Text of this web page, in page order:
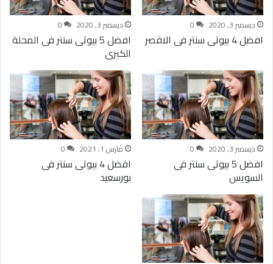
ديسمبر 3, 2020 0
افضل 4 بيوتى سنتر فى الاقصر
ديسمبر 3, 2020 0
افضل 5 بيوتى سنتر فى المحلة
الكبرى
ديسمبر 3, 2020 0
افضل 5 بيوتى سنتر فى
السويس
مارس 1, 2021 0
افضل 4 بيوتى سنتر فى
بورسعيد